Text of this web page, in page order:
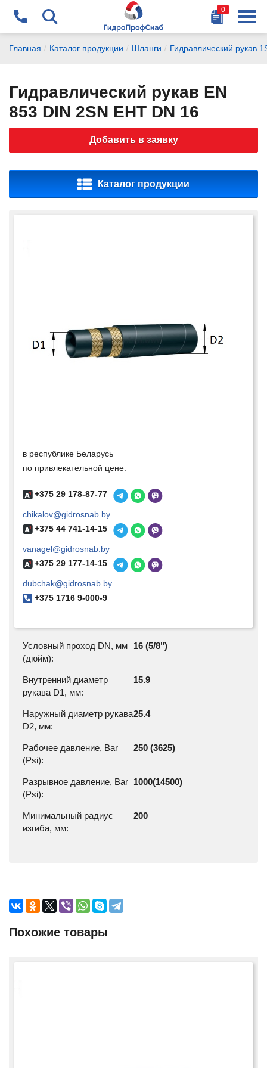
+375 44 741-14-15
vanagel@gidrosnab.by
+375 29 177-14-15
+375 1716 9-000-9
0
Найти
Главная / Каталог продукции / Шланги / Гидравлический рукав
Гидравлический рукав EN
853 DIN 2SN EHT DN 16
Добавить в заявку
Каталог продукции
в республике Беларусь
по привлекательной цене.
+375 29 178-87-77
chikalov@gidrosnab.by
+375 44 741-14-15
vanagel@gidrosnab.by
+375 29 177-14-15
dubchak@gidrosnab.by
+375 1716 9-000-9
Условный проход DN, мм
(дюйм):
16 (5/8")
Внутренний диаметр
рукава D1, мм:
15.9
Наружный диаметр рукава
D2, мм:
25.4
Рабочее давление, Bar
(Psi):
250 (3625)
Разрывное давление, Bar
(Psi):
1000(14500)
Минимальный радиус
изгиба, мм:
200
Похожие товары